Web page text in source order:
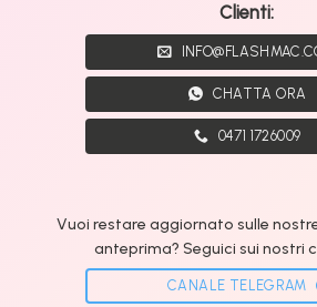
Clienti:
CHATTA ORA
0471 1726009
Vuoi restare aggiornato sulle
anteprima? Seguici sui nostri
CANALE TELEGRAM